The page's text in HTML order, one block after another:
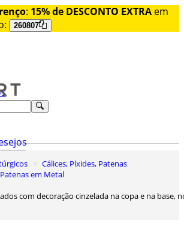
: 15% de DESCONTO EXTRA em
260807
Cálices, Píxides, Patenas
Patenas em Metal